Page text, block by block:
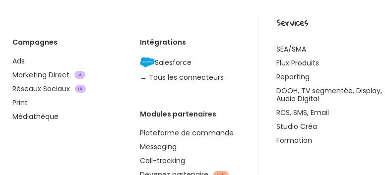
Campagnes
Ads
Marketing Direct
IA
Réseaux Sociaux IA
Print
Médiathèque
Intégrations
Salesforce
→ Tous les connecteurs
Modules partenaires
Plateforme de commande
Messaging
Call-tracking
Services
SEA/SMA
Flux Produits
Reporting
DOOH, TV segmentée, Display,
Audio Digital
RCS, SMS, Email
Studio Créa
Formation